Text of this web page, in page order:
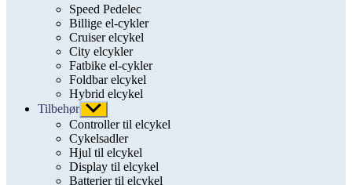
Speed Pedelec
Billige el-cykler
Cruiser elcykel
City elcykler
Fatbike el-cykler
Foldbar elcykel
Hybrid elcykel
Tilbehør Vis
undermenu
Controller til elcykel
Cykelsadler
Hjul til elcykel
Display til elcykel
Batterier til elcykel